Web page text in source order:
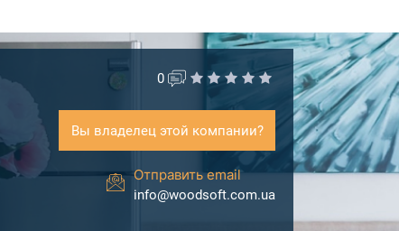
0
Вы владелец этой компании?
Отправить email
info@woodsoft.com.ua